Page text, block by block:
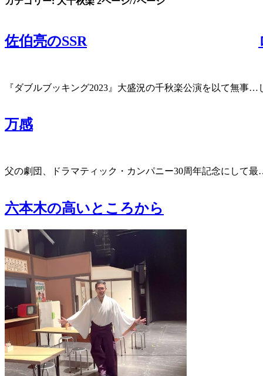
佐伯亮のSSR
『ダブルブッキング2023』大盛況の千秋楽公演を以て無事…
万感
父の劇団、ドラマティック・カンパニー30周年記念にして
六本木の高いところから